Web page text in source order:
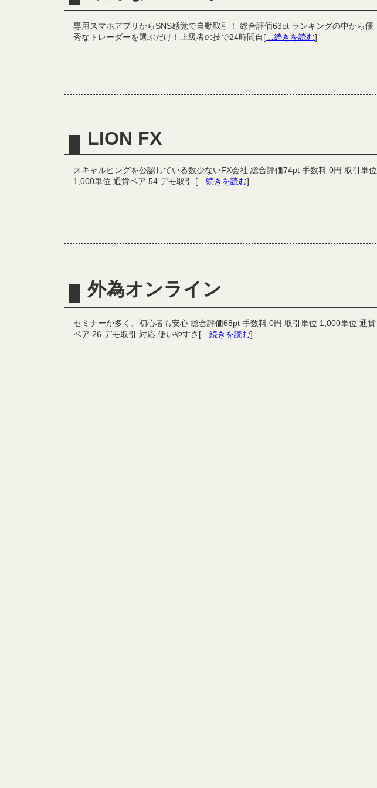
専用スマホアプリからSNS感覚で自動取引！ 総合評価63pt ランキングの中から優
秀なトレーダーを選ぶだけ！上級者の技で24時間自[ …続きを読む]
LION FX
スキャルピングを公認している数少ないFX会社 総合評価74pt 手数料 0円 取引単位
1,000単位 通貨ペア 54 デモ取引 […続きを読む]
外為オンライン
セミナーが多く、初心者も安心 総合評価68pt 手数料 0円 取引単位 1,000単位 通貨
ペア 26 デモ取引 対応 使いやすさ[ …続きを読む]